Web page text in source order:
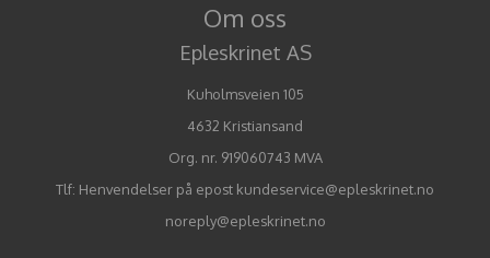
Om oss
Epleskrinet AS
Kuholmsveien 105
4632 Kristiansand
Org. nr. 919060743 MVA
Tlf: Henvendelser på epost kundeservice@epleskrinet.no
noreply@epleskrinet.no